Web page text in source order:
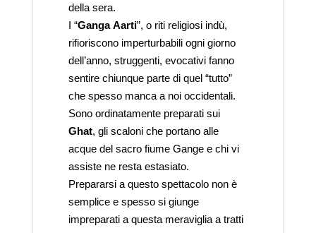
della sera.
I “Ganga Aarti”, o riti religiosi indù,
rifioriscono imperturbabili ogni giorno
dell’anno, struggenti, evocativi fanno
sentire chiunque parte di quel “tutto”
che spesso manca a noi occidentali.
Sono ordinatamente preparati sui
Ghat, gli scaloni che portano alle
acque del sacro fiume Gange e chi vi
assiste ne resta estasiato.
Prepararsi a questo spettacolo non è
semplice e spesso si giunge
impreparati a questa meraviglia a tratti